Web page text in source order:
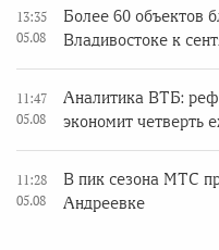
13:35
05.08
Более 60 объектов
Владивостоке к
11:47
05.08
Аналитика ВТБ:
экономит четверть
11:28
05.08
В пик сезона МТС
Андреевке